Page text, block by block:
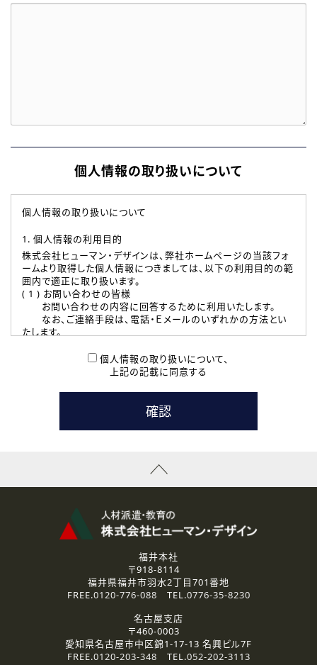
個人情報の取り扱いについて
個人情報の取り扱いについて
1. 個人情報の利用目的
株式会社ヒューマン・デザインは、弊社ホームページの当該フォ
ームより取得した個人情報につきましては、以下の利用目的の範
囲内で適正に取り扱います。
( 1 ) お問い合わせの皆様
お問い合わせの内容に回答するために利用いたします。
なお、ご連絡手段は、電話・Ｅメールのいずれかの方法とい
たします。
本登録に関するご連絡および本登録時の参考情報として利
たします。
( 3 ) スタッフ派遣を検討されている企業の皆様
お問い合わせの内容に回答するために利用いたします。
なお、ご連絡手段は、電話・Ｅメールのいずれかの方法とい
資料送付、受講相談に関するご連絡のために利用いたしま
その他、お問い合わせの内容に回答するために利用いたし
なお、ご連絡手段は、電話・Ｅメールのいずれかの方法とい
2.個人情報の第三者提供
ご提供いただいた個人情報は、法令等の規定に従う場合を除き、
3.個人情報の取り扱いの委託
弊社の定める個人情報保護の評価基準を満たした委託先に、個
人情報を委託する場合があります。
個人情報の取り扱いについて、
上記の記載に同意する
福井本社
〒918-8114
福井県福井市羽水2丁目701番地
FREE.0120-776-088 TEL.0776-35-8230
名古屋支店
〒460-0003
愛知県名古屋市中区錦1-17-13 名興ビル7F
FREE.0120-203-348 TEL.052-202-3113